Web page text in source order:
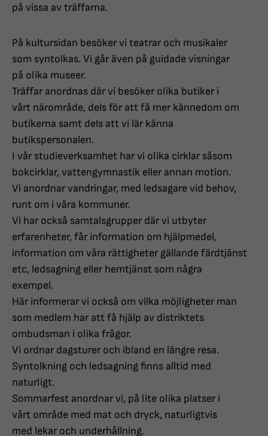
på vissa av träffarna.
På kultursidan besöker vi teatrar och musikaler
som syntolkas. Vi går även på guidade visningar
på olika museer.
Träffar anordnas där vi besöker olika butiker i
vårt närområde, dels för att få mer kännedom om
butikerna samt dels att vi lär känna
butikspersonalen.
I vår studieverksamhet har vi olika cirklar såsom
bokcirklar, vattengymnastik eller annan motion.
Vi anordnar vandringar, med ledsagare vid behov,
runt om i våra kommuner.
Vi har också samtalsgrupper där vi utbyter
erfarenheter, får information om hjälpmedel,
information om våra rättigheter gällande färdtjänst
etc, ledsagning eller hemtjänst som några
exempel.
Här informerar vi också om vilka möjligheter man
som medlem har att få hjälp av distriktets
ombudsman i olika frågor.
Vi ordnar dagsturer och ibland en längre resa.
Syntolkning och ledsagning finns alltid med
naturligt.
Sommarfest anordnar vi, på lite olika platser i
vårt område med mat och dryck, naturligtvis
med lekar och underhållning.